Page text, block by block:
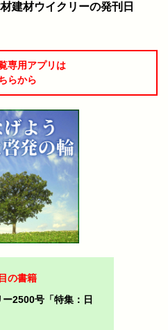
建材ウイクリーの発刊日
専用アプリは
らから
の書籍
2500号「特集：日